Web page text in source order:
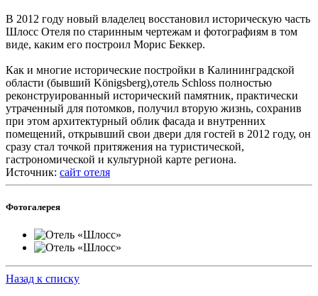
В 2012 году новый владелец восстановил историческую часть
Шлосс Отеля по старинным чертежам и фотографиям в том
виде, каким его построил Морис Беккер.
Как и многие исторические постройки в Калининградской
области (бывший Königsberg),отель Sсhloss полностью
реконструированный исторический памятник, практически
утраченный для потомков, получил вторую жизнь, сохранив
при этом архитектурный облик фасада и внутренних
помещений, открывший свои двери для гостей в 2012 году, он
сразу стал точкой притяжения на туристической,
гастрономической и культурной карте региона.
Источник: сайт отеля
Фотогалерея
Назад к списку